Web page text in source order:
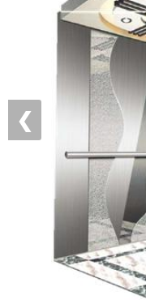
❮